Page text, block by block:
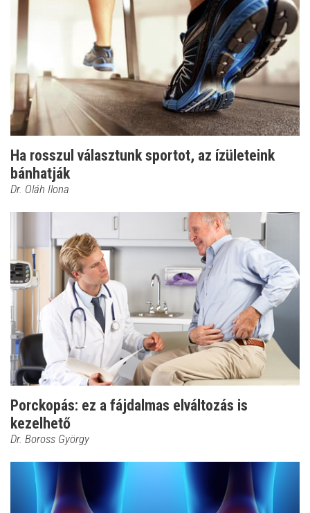
Ha rosszul választunk sportot, az ízületeink
bánhatják
Dr. Oláh Ilona
Porckopás: ez a fájdalmas elváltozás is
kezelhető
Dr. Boross György